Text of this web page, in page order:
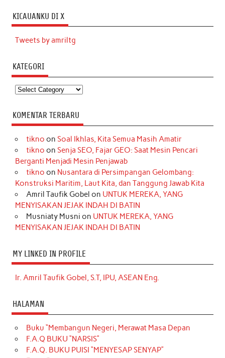
KICAUANKU DI X
Tweets by amriltg
KATEGORI
Kategori
KOMENTAR TERBARU
tikno on Soal Ikhlas, Kita Semua Masih Amatir
tikno on Senja SEO, Fajar GEO: Saat Mesin Pencari
Berganti Menjadi Mesin Penjawab
tikno on Nusantara di Persimpangan Gelombang:
Konstruksi Maritim, Laut Kita, dan Tanggung Jawab Kita
Amril Taufik Gobel on UNTUK MEREKA, YANG
MENYISAKAN JEJAK INDAH DI BATIN
Musniaty Musni on UNTUK MEREKA, YANG
MENYISAKAN JEJAK INDAH DI BATIN
MY LINKED IN PROFILE
Ir. Amril Taufik Gobel, S.T, IPU, ASEAN Eng.
HALAMAN
Buku “Membangun Negeri, Merawat Masa Depan
F.A.Q BUKU “NARSIS”
F.A.Q. BUKU PUISI “MENYESAP SENYAP”